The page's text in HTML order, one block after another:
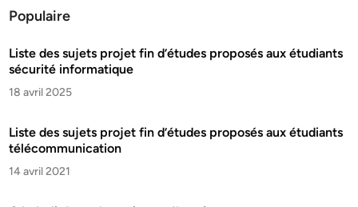
Populaire
Liste des sujets projet fin d’études proposés aux étudiants
sécurité informatique
18 avril 2025
Liste des sujets projet fin d’études proposés aux étudiants
télécommunication
14 avril 2021